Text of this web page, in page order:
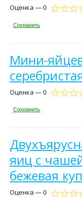
Оценка — 0
Сохранить
Мини-
Оценка — 0
Сохранить
яиц с
бежевая
Оценка — 0